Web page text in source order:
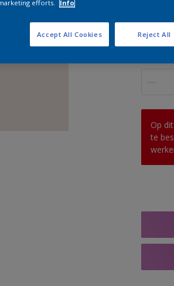
Op
te
efforts.
Info
Reject All
Accept All Cookies